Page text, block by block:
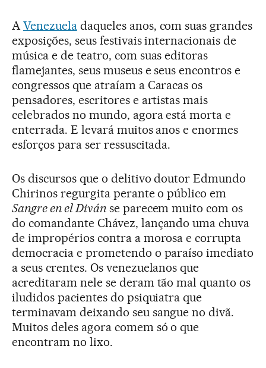
AVenezueladaqueles anos, com suas grandes
exposições, seus festivais internacionais de
música e de teatro, com suas editoras
flamejantes, seus museus e seus encontros e
congressos que atraíam a Caracas os
pensadores, escritores e artistas mais
celebrados no mundo, agora está morta e
enterrada. E levará muitos anos e enormes
esforços para ser ressuscitada.
Os discursos que o delitivo doutor Edmundo
Chirinos regurgita perante o público em
Sangre en el Divánse parecem muito com os
do comandante Chávez, lançando uma chuva
de impropérios contra a morosa e corrupta
democracia e prometendo o paraíso imediato
a seus crentes. Os venezuelanos que
acreditaram nele se deram tão mal quanto os
iludidos pacientes do psiquiatra que
terminavam deixando seu sangue no divã.
Muitos deles agora comem só o que
encontram no lixo.